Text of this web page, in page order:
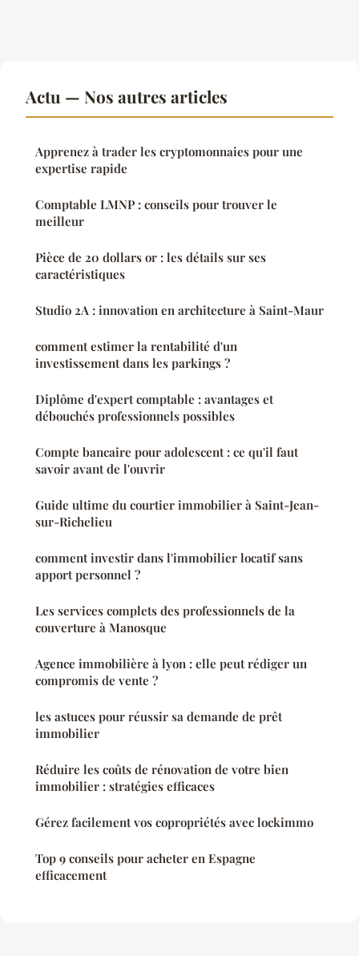
Actu — Nos autres articles
Apprenez à trader les cryptomonnaies pour une
expertise rapide
Comptable LMNP : conseils pour trouver le
meilleur
Pièce de 20 dollars or : les détails sur ses
caractéristiques
Studio 2A : innovation en architecture à Saint-Maur
comment estimer la rentabilité d'un
investissement dans les parkings ?
Diplôme d'expert comptable : avantages et
débouchés professionnels possibles
Compte bancaire pour adolescent : ce qu'il faut
savoir avant de l'ouvrir
Guide ultime du courtier immobilier à Saint-Jean-
sur-Richelieu
comment investir dans l'immobilier locatif sans
apport personnel ?
Les services complets des professionnels de la
couverture à Manosque
Agence immobilière à lyon : elle peut rédiger un
compromis de vente ?
les astuces pour réussir sa demande de prêt
immobilier
Réduire les coûts de rénovation de votre bien
immobilier : stratégies efficaces
Gérez facilement vos copropriétés avec lockimmo
Top 9 conseils pour acheter en Espagne
efficacement